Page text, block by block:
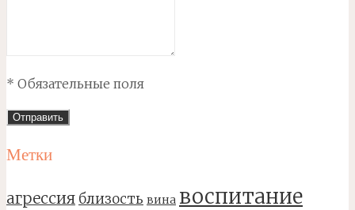
* Обязательные поля
Метки
агрессия близость вина воспитание